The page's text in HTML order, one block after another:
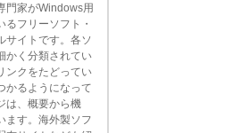
門家がWindows用
るフリーソフト・
サイトです。各ソ
かく分類されてい
ンクをたどってい
かるようになって
は、概要から機
ます。海外製ソフ